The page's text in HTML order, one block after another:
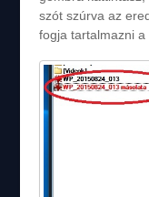
szót szúrva az
fogja tartalmazni